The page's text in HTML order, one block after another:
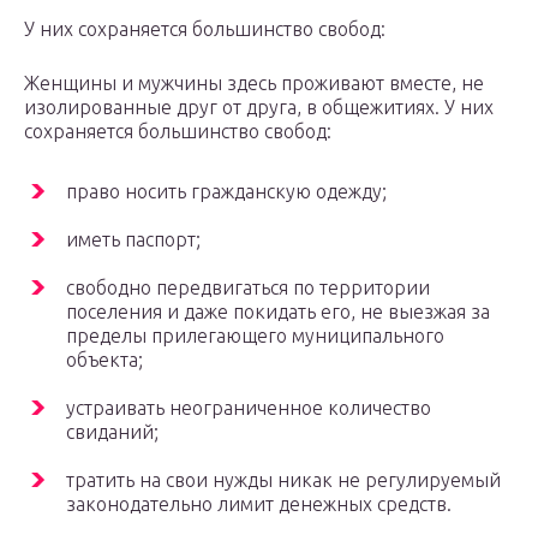
У них сохраняется большинство свобод:
Женщины и мужчины здесь проживают вместе, не
изолированные друг от друга, в общежитиях. У них
сохраняется большинство свобод:
право носить гражданскую одежду;
иметь паспорт;
свободно передвигаться по территории
поселения и даже покидать его, не выезжая за
пределы прилегающего муниципального
объекта;
устраивать неограниченное количество
свиданий;
тратить на свои нужды никак не регулируемый
законодательно лимит денежных средств.